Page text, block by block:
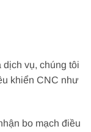
vụ, chúng tôi
khiển CNC như
bo mạch điều